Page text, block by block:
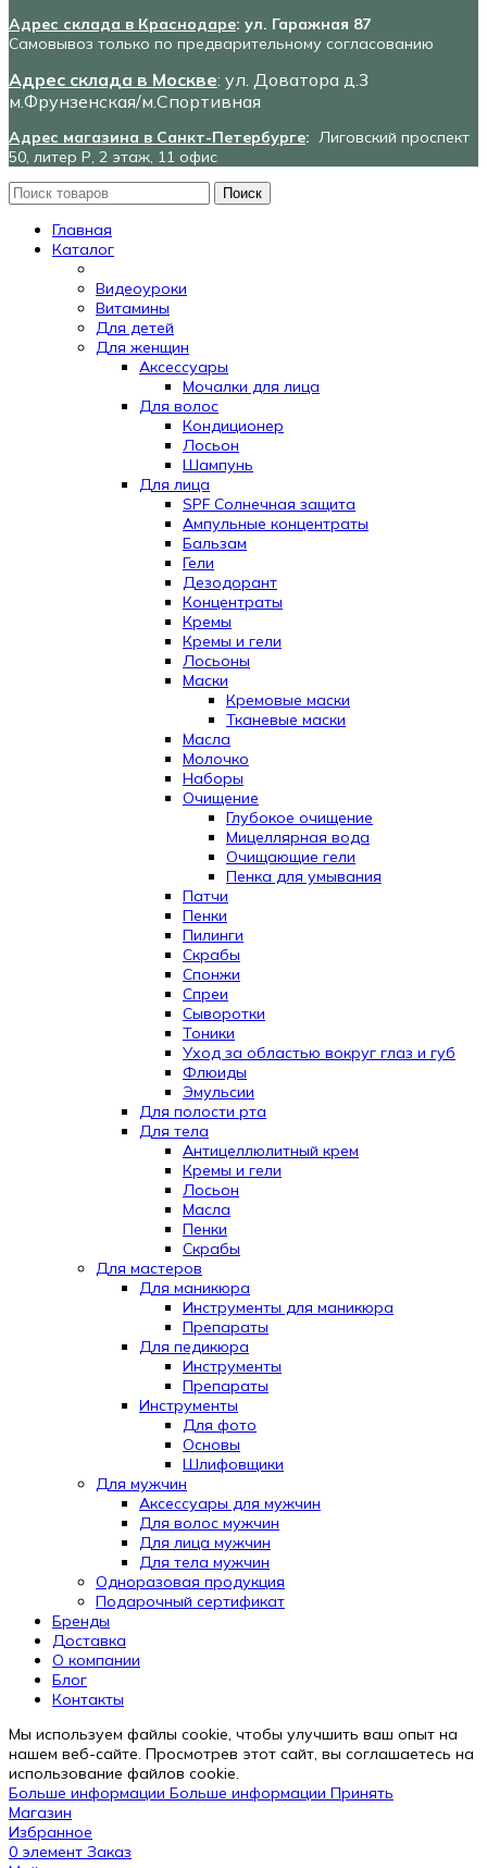
Адрес склада в Краснодаре: ул. Гаражная 87
Самовывоз только по предварительному согласованию
Адрес склада в Москве: ул. Доватора д.3
м.Фрунзенская/м.Спортивная
Адрес магазина в Санкт-Петербурге: Лиговский проспект
50, литер Р, 2 этаж, 11 офис
Поиск
Главная
Каталог
Видеоуроки
Витамины
Для детей
Для женщин
Аксессуары
Мочалки для лица
Для волос
Кондиционер
Лосьон
Шампунь
Для лица
SPF Солнечная защита
Ампульные концентраты
Бальзам
Гели
Дезодорант
Концентраты
Кремы
Кремы и гели
Лосьоны
Маски
Кремовые маски
Тканевые маски
Масла
Молочко
Наборы
Очищение
Глубокое очищение
Мицеллярная вода
Очищающие гели
Пенка для умывания
Патчи
Пенки
Пилинги
Скрабы
Спонжи
Спреи
Сыворотки
Тоники
Уход за областью вокруг глаз и губ
Флюиды
Эмульсии
Для полости рта
Для тела
Антицеллюлитный крем
Кремы и гели
Лосьон
Масла
Пенки
Скрабы
Для мастеров
Для маникюра
Инструменты для маникюра
Препараты
Для педикюра
Инструменты
Препараты
Инструменты
Для фото
Основы
Шлифовщики
Для мужчин
Аксессуары для мужчин
Для волос мужчин
Для лица мужчин
Для тела мужчин
Одноразовая продукция
Подарочный сертификат
Automatically
Hierarchic
Categories
Menu
Version
2.0.12
|
Author:
|
Бренды
Доставка
О компании
Блог
Контакты
Мы используем файлы cookie, чтобы улучшить ваш опыт на
нашем веб-сайте. Просмотрев этот сайт, вы соглашаетесь на
использование файлов cookie.
Больше информации Больше информации Принять
Магазин
Избранное
0 элемент Заказ